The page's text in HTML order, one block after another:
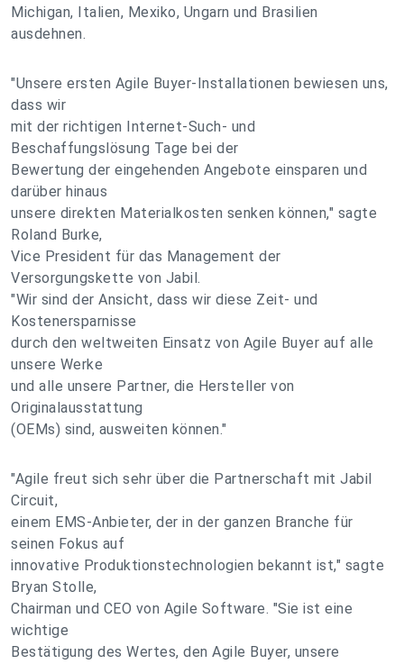
Michigan, Italien, Mexiko, Ungarn und Brasilien
ausdehnen.
"Unsere ersten Agile Buyer-Installationen bewiesen uns,
dass wir
mit der richtigen Internet-Such- und
Beschaffungslösung Tage bei der
Bewertung der eingehenden Angebote einsparen und
darüber hinaus
unsere direkten Materialkosten senken können," sagte
Roland Burke,
Vice President für das Management der
Versorgungskette von Jabil.
"Wir sind der Ansicht, dass wir diese Zeit- und
Kostenersparnisse
durch den weltweiten Einsatz von Agile Buyer auf alle
unsere Werke
und alle unsere Partner, die Hersteller von
Originalausstattung
(OEMs) sind, ausweiten können."
"Agile freut sich sehr über die Partnerschaft mit Jabil
Circuit,
einem EMS-Anbieter, der in der ganzen Branche für
seinen Fokus auf
innovative Produktionstechnologien bekannt ist," sagte
Bryan Stolle,
Chairman und CEO von Agile Software. "Sie ist eine
wichtige
Bestätigung des Wertes, den Agile Buyer, unsere